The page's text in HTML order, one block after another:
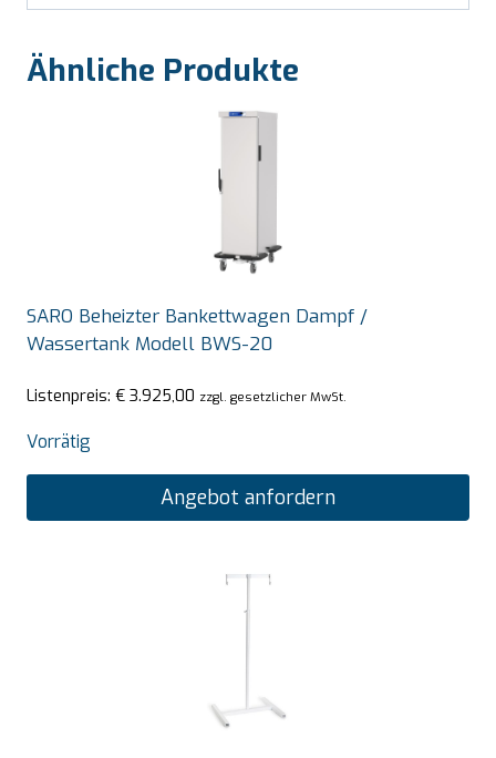
Ähnliche Produkte
SARO Beheizter Bankettwagen Dampf /
Wassertank Modell BWS-20
Listenpreis: € 3.925,00 zzgl. gesetzlicher MwSt.
Vorrätig
Angebot anfordern